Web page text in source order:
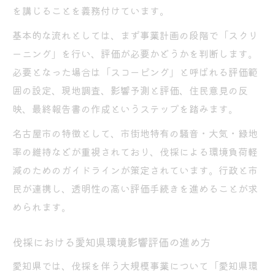
を講じることを義務付けています。
基本的な流れとしては、まず事業計画の段階で「スクリ
ーニング」を行い、評価が必要かどうかを判断します。
必要となった場合は「スコーピング」と呼ばれる評価範
囲の設定、現地調査、影響予測と評価、住民意見の反
映、最終報告書の作成というステップを踏みます。
名古屋市の特徴として、市街地特有の騒音・大気・緑地
率の維持などが重視されており、伐採による環境負荷軽
減のためのガイドラインが策定されています。行政と市
民が連携し、透明性の高い評価手続きを進めることが求
められます。
伐採における愛知県環境影響評価の進め方
愛知県では、伐採を伴う大規模事業について「愛知県環